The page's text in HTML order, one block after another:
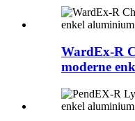
WardEx-R
moderne